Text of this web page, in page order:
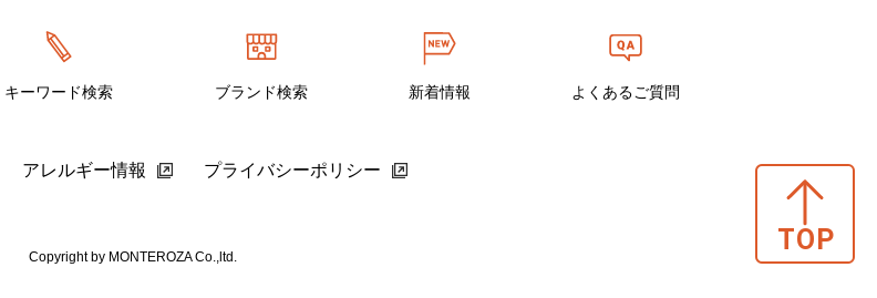
キーワード検索 ブランド検索 新着情報 よくあるご質問
アレルギー情報 プライバシーポリシー
Copyright by MONTEROZA Co.,ltd.